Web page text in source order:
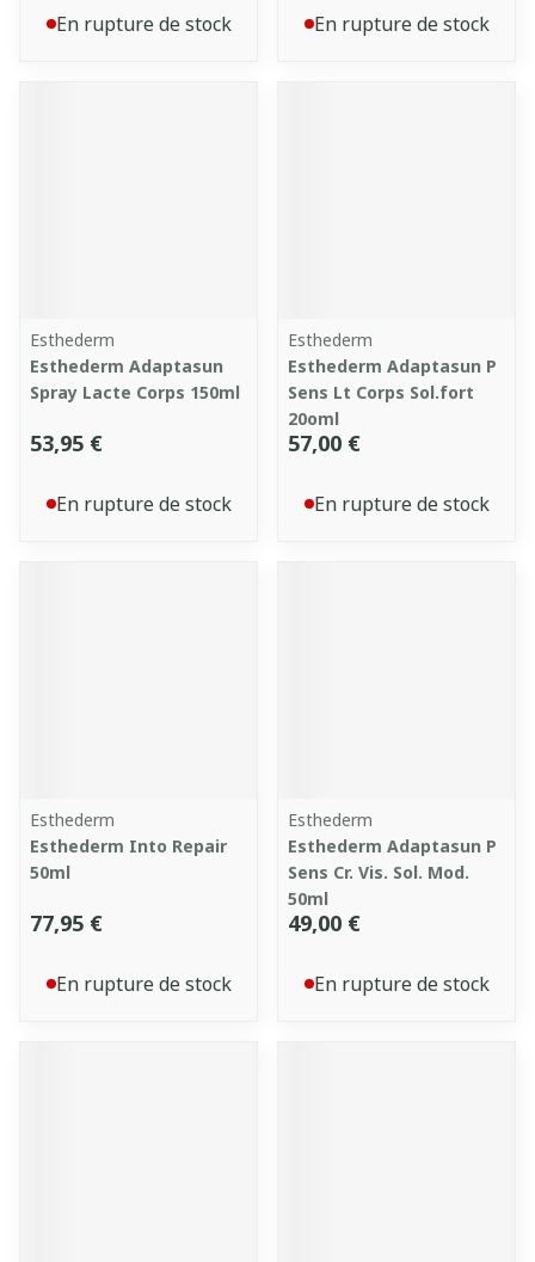
En rupture de stock En rupture de stock
Esthederm
Esthederm Adaptasun
Spray Lacte Corps 150ml
53,95 €
En rupture de stock
Esthederm
Esthederm Adaptasun P
Sens Lt Corps Sol.fort
20oml
57,00 €
En rupture de stock
Esthederm
Esthederm Into Repair
50ml
77,95 €
En rupture de stock
Esthederm
Esthederm Adaptasun P
Sens Cr. Vis. Sol. Mod.
50ml
49,00 €
En rupture de stock